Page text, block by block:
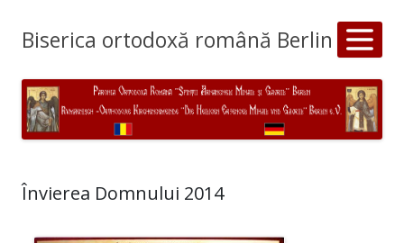
Biserica ortodoxă română Berlin
Învierea Domnului 2014